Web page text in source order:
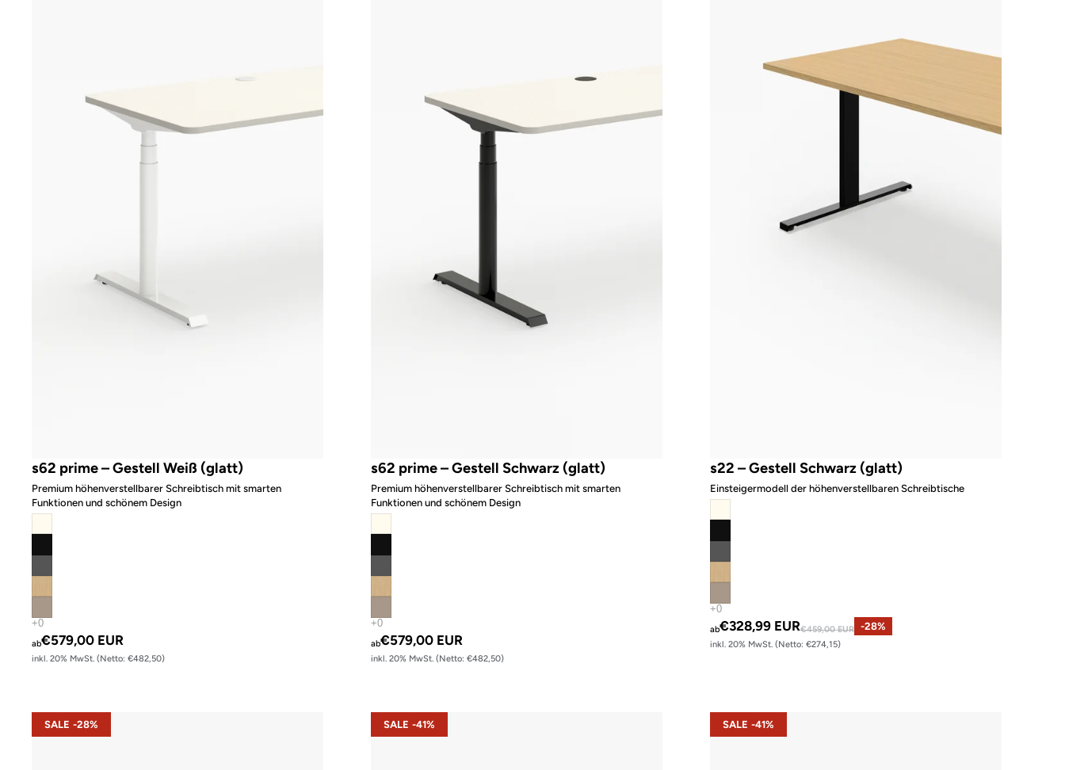
s62 prime – Gestell Weiß (glatt)
Premium höhenverstellbarer Schreibtisch mit smarten
Funktionen und schönem Design
ab€579,00 EUR
inkl. 20% MwSt. (Netto: €482,50)
s62 prime – Gestell Schwarz (glatt)
Premium höhenverstellbarer Schreibtisch mit smarten
Funktionen und schönem Design
ab€579,00 EUR
inkl. 20% MwSt. (Netto: €482,50)
s22 – Gestell Schwarz (glatt)
Einsteigermodell der höhenverstellbaren Schreibtische
abAngebotspreis
€328,99 EURNormaler Preis
€459,00 EUR -28%
inkl. 20% MwSt. (Netto: €274,15)
s22 – Gestell Weiß (glatt)
SALE -28% s42 – Gestell Schwarz (glatt)
SALE -41% s42 – Gestell Weiß (glatt)
SALE -41%